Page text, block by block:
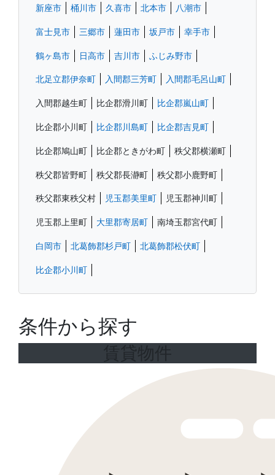
新座市 桶川市 久喜市 北本市 八潮市
富士見市 三郷市 蓮田市 坂戸市 幸手市
鶴ヶ島市 日高市 吉川市 ふじみ野市
北足立郡伊奈町 入間郡三芳町 入間郡毛呂山町
入間郡越生町 比企郡滑川町 比企郡嵐山町
比企郡小川町 比企郡川島町 比企郡吉見町
比企郡鳩山町 比企郡ときがわ町 秩父郡横瀬町
秩父郡皆野町 秩父郡長瀞町 秩父郡小鹿野町
秩父郡東秩父村 児玉郡美里町 児玉郡神川町
児玉郡上里町 大里郡寄居町 南埼玉郡宮代町
白岡市 北葛飾郡杉戸町 北葛飾郡松伏町
比企郡小川町
条件から探す
賃貸物件